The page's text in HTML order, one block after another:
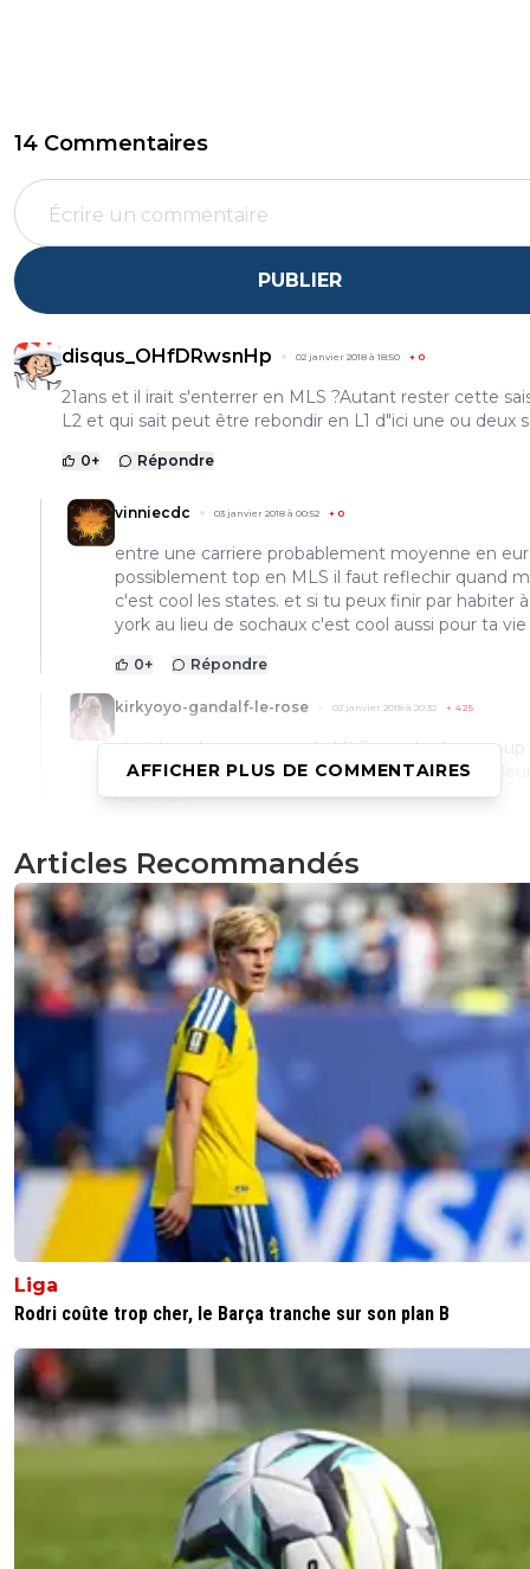
14 Commentaires
PUBLIER
disqus_OHfDRwsnHp 02 janvier 2018 à 18:50 + 0
21ans et il irait s'enterrer en MLS ?Autant rester cette
L2 et qui sait peut être rebondir en L1 d"ici une ou deux
0+ Répondre
vinniecdc 03 janvier 2018 à 00:52 + 0
entre une carriere probablement moyenne en
possiblement top en MLS il faut reflechir quand
c'est cool les states. et si tu peux finir par habiter
york au lieu de sochaux c'est cool aussi pour ta vie
0+ Répondre
kirkyoyo-gandalf-le-rose 02 janvier 2018 à 20:32 + 425
c'est loin detre mauvais la MLS, en plus beaucoup
bon joueurs y vont et pas seulement pour finir
carrières.
aerixz
Oui c'est un championnat sympa mais le
c'est qu'après c'est difficile de revenir en
a 21 ans ça serait une connerie
0+ Répondre
kirkyoyo-gandalf-le-rose
il y restera... regarde delort il est bien revenu du
mexique, et gignac a des offres européenes
est bon il y aura des recruteurs a se pencher
Répondre
leo 02 janvier 2018 à 20:04 +
L'article parle bien d'un prêt..?
A 21ans, je signerai tout de suite pour aller en MLS
j'avais le choix en ça et la L2Rêve Américain,
plutôt pas mal ...
Répondre
united-red-soldier 02 janvier 2018 à 18:02
Pr toi modo 4 buts en 18 matches c'est un bon début
AFFICHER PLUS DE COMMENTAIRES
Articles Recommandés
Liga
Rodri coûte trop cher, le Barça tranche sur son plan B